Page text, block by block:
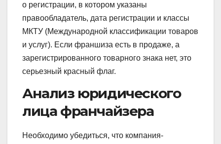
о регистрации, в котором указаны
правообладатель, дата регистрации и классы
МКТУ (Международной классификации товаров
и услуг). Если франшиза есть в продаже, а
зарегистрированного товарного знака нет, это
серьезный красный флаг.
Анализ юридического
лица франчайзера
Необходимо убедиться, что компания-